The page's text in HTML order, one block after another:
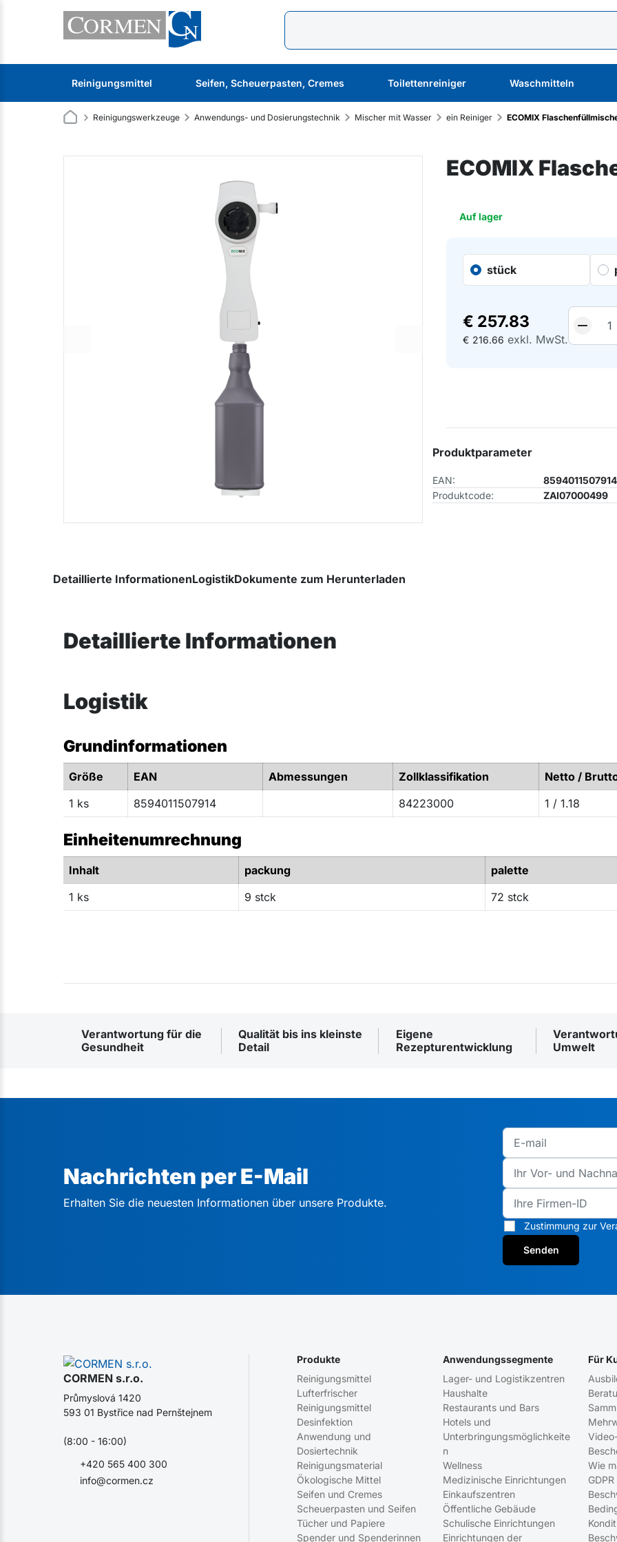
Reinigungsmittel Seifen, Scheuerpasten, Cremes Toilettenreiniger Waschmitteln
Reinigungswerkzeuge Anwendungs- und Dosierungstechnik Mischer mit Wasser ein Reiniger ECOMIX
ECOMIX
Auf lager
stück
€ 257.83
€ 216.66 exkl. MwSt.
Produktparameter
EAN:
8594011507914
Produktcode:
ZAI07000499
Detaillierte InformationenLogistikDokumente zum Herunterladen
Detaillierte Informationen
Logistik
Grundinformationen
Größe EAN Abmessungen Zollklassifikation
Netto /
1 ks
8594011507914 84223000 1 / 1.18
Einheitenumrechnung
Inhalt packung
palette
1 ks
9 stck 72 stck
Verantwortung für die
Gesundheit
Qualität bis ins kleinste
Detail
Eigene
Rezepturentwicklung
Umwelt
Nachrichten per E-Mail
Erhalten Sie die neuesten Informationen über unsere Produkte.
Zustimmung zur
Senden
CORMEN s.r.o.
info@cormen.cz
+420 565 400 300
Průmyslová 1420
593 01 Bystřice nad Pernštejnem
(8:00 - 16:00)
Produkte
Reinigungsmittel
Lufterfrischer
Reinigungsmittel
Desinfektion
Anwendung und
Dosiertechnik
Reinigungsmaterial
Ökologische Mittel
Seifen und Cremes
Scheuerpasten und Seifen
Tücher und Papiere
Spender und Spenderinnen
Anwendungssegmente
Lager- und Logistikzentren
Haushalte
Restaurants und Bars
Hotels und
Unterbringungsmöglichkeite
n
Wellness
Medizinische Einrichtungen
Einkaufszentren
Öffentliche Gebäude
Schulische Einrichtungen
Einrichtungen der
Für
Wie
GDPR